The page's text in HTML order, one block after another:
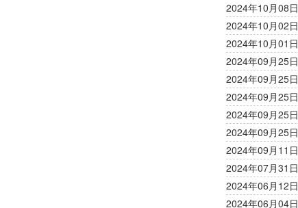
2024年10月08日
2024年10月02日
2024年10月01日
2024年09月25日
2024年09月25日
2024年09月25日
2024年09月25日
2024年09月25日
2024年09月11日
2024年07月31日
2024年06月12日
2024年06月04日